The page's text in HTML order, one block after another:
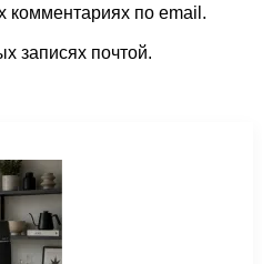
комментариях по email.
записях почтой.